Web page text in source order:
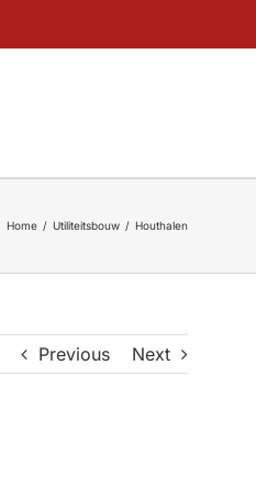
Home Utiliteitsbouw Houthalen
Previous Next